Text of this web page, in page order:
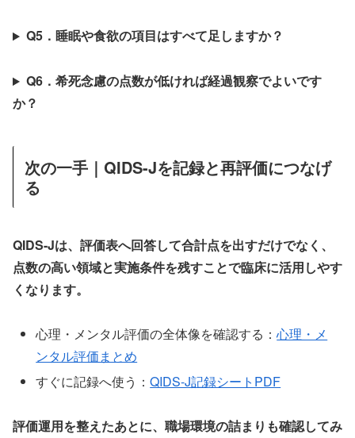
Q5．睡眠や食欲の項目はすべて足しますか？
Q6．希死念慮の点数が低ければ経過観察でよいです
か？
次の一手｜QIDS-Jを記録と再評価につなげ
る
QIDS-Jは、評価表へ回答して合計点を出すだけでなく、
点数の高い領域と実施条件を残すことで臨床に活用しやす
くなります。
心理・メンタル評価の全体像を確認する：心理・メ
ンタル評価まとめ
すぐに記録へ使う：QIDS-J記録シートPDF
評価運用を整えたあとに、職場環境の詰まりも確認してみ